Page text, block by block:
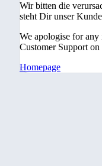
Wir bitten die
steht Dir unser
We apologise for any
Customer Support
Homepage